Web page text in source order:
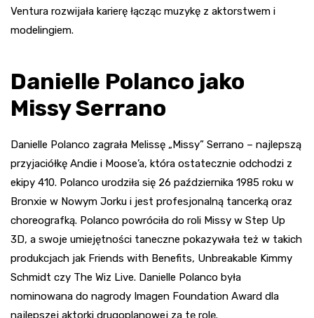
Ventura rozwijała karierę łącząc muzykę z aktorstwem i
modelingiem.
Danielle Polanco jako
Missy Serrano
Danielle Polanco zagrała Melissę „Missy” Serrano – najlepszą
przyjaciółkę Andie i Moose’a, która ostatecznie odchodzi z
ekipy 410. Polanco urodziła się 26 października 1985 roku w
Bronxie w Nowym Jorku i jest profesjonalną tancerką oraz
choreografką. Polanco powróciła do roli Missy w Step Up
3D, a swoje umiejętności taneczne pokazywała też w takich
produkcjach jak Friends with Benefits, Unbreakable Kimmy
Schmidt czy The Wiz Live. Danielle Polanco była
nominowana do nagrody Imagen Foundation Award dla
najlepszej aktorki drugoplanowej za tę rolę.